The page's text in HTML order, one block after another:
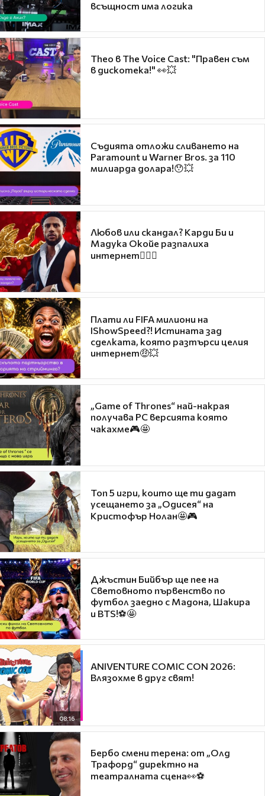
всъщност има логика
Theo в The Voice Cast: "Правен съм
в дискотека!" 👀💥
Съдията отложи сливането на
Paramount и Warner Bros. за 110
милиарда долара!😯💥
Любов или скандал? Карди Би и
Мадука Окойе разпалиха
интернет❤️‍🔥🔥
Плати ли FIFA милиони на
IShowSpeed?! Истината зад
сделката, която разтърси целия
интернет🤑💥
„Game of Thrones“ най-накрая
получава PC версията която
чакахме🎮🤩
Топ 5 игри, които ще ти дадат
усещането за „Одисея“ на
Кристофър Нолан🤩🎮
Джъстин Бийбър ще пее на
Световното първенство по
футбол заедно с Мадона, Шакира
и BTS!⚽🤩
08:16
ANIVENTURE COMIC CON 2026:
Влязохме в друг свят!
Бербо смени терена: от „Олд
Трафорд“ директно на
театралната сцена👀⚽